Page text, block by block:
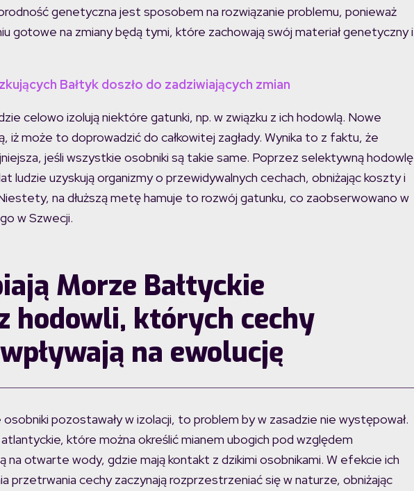
genetyczna jest sposobem na rozwiązanie problemu, ponieważ
gotowe na zmiany będą tymi, które zachowają swój materiał genetyczny i
Bałtyk doszło do zadziwiających zmian
celowo izolują niektóre gatunki, np. w związku z ich hodowlą. Nowe
iż może to doprowadzić do całkowitej zagłady. Wynika to z faktu, że
jeśli wszystkie osobniki są takie same. Poprzez selektywną hodowlę
ludzie uzyskują organizmy o przewidywalnych cechach, obniżając koszty i
na dłuższą metę hamuje to rozwój gatunku, co zaobserwowano w
w Szwecji.
Morze Bałtyckie
hodowli, których cechy
na ewolucję
pozostawały w izolacji, to problem by w zasadzie nie występował.
które można określić mianem ubogich pod względem
otwarte wody, gdzie mają kontakt z dzikimi osobnikami. W efekcie ich
przetrwania cechy zaczynają rozprzestrzeniać się w naturze, obniżając